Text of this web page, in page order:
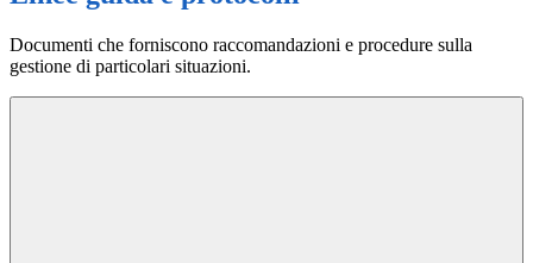
Documenti che forniscono raccomandazioni e procedure sulla
gestione di particolari situazioni.